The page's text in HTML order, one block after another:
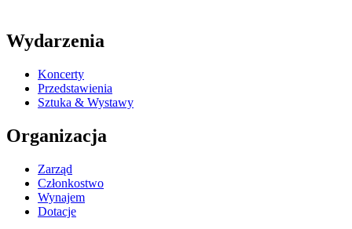
Wydarzenia
Koncerty
Przedstawienia
Sztuka & Wystawy
Organizacja
Zarząd
Członkostwo
Wynajem
Dotacje